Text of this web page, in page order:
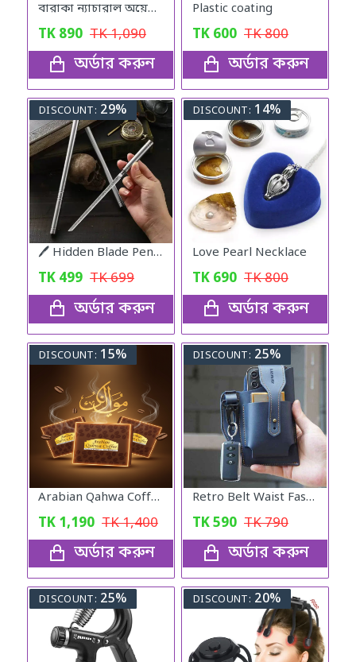
বারাকা ন্যাচারাল অয়েল (Baraka Natural oil) – 120 মিলি
TK 890 TK1,090
অর্ডার করুন
Plastic coating
TK 600 TK800
অর্ডার করুন
DISCOUNT: 29%
🖊️ Hidden Blade Pen – Self Defense Tactical Tool
TK 499 TK699
অর্ডার করুন
DISCOUNT: 14%
Love Pearl Necklace
TK 690 TK800
অর্ডার করুন
DISCOUNT: 15%
Arabian Qahwa Coffee – অরিজিনাল আরবীয় কফি
TK 1,190 TK1,400
অর্ডার করুন
DISCOUNT: 25%
Retro Belt Waist Fashionable Bag (Blue)
TK590 TK790
অর্ডার করুন
DISCOUNT: 25% DISCOUNT: 20%